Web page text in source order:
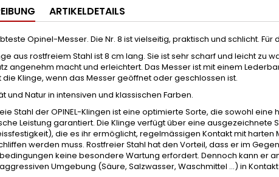
ARTIKELDETAILS
Opinel-Messer. Die Nr. 8 ist vielseitig, praktisch und schlicht.
aus rostfreiem Stahl ist 8 cm lang. Sie ist sehr scharf und leicht zu
angenehm macht und erleichtert. Das Messer ist mit einem
Klinge, wenn das Messer geöffnet oder geschlossen ist.
und Natur in intensiven und klassischen Farben.
Stahl der OPINEL-Klingen ist eine optimierte Sorte, die sowohl
Leistung garantiert. Die Klinge verfügt über eine ausgezeichnete
die es ihr ermöglicht, regelmässigen Kontakt mit
werden muss. Rostfreier Stahl hat den Vorteil, dass er im
keine besondere Wartung erfordert. Dennoch kann er
Umgebung (Säure, Salzwasser, Waschmittel ...) in